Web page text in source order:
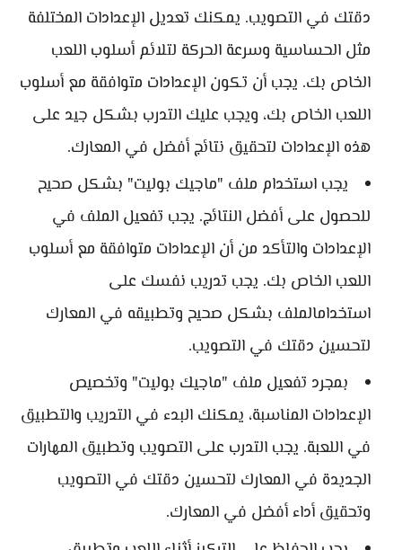
دقتك في التصويب. يمكنك تعديل الإعدادات المختلفة
مثل الحساسية وسرعة الحركة لتلائم أسلوب اللعب
الخاص بك. يجب أن تكون الإعدادات متوافقة مع أسلوب
اللعب الخاص بك، ويجب عليك التدرب بشكل جيد على
هذه الإعدادات لتحقيق نتائج أفضل في المعارك.
يجب استخدام ملف "ماجيك بوليت" بشكل صحيح
للحصول على أفضل النتائج. يجب تفعيل الملف في
الإعدادات والتأكد من أن الإعدادات متوافقة مع أسلوب
اللعب الخاص بك. يجب تدريب نفسك على
استخدامالملف بشكل صحيح وتطبيقه في المعارك
لتحسين دقتك في التصويب.
بمجرد تفعيل ملف "ماجيك بوليت" وتخصيص
الإعدادات المناسبة، يمكنك البدء في التدريب والتطبيق
في اللعبة. يجب التدرب على التصويب وتطبيق المهارات
الجديدة في المعارك لتحسين دقتك في التصويب
وتحقيق أداء أفضل في المعارك.